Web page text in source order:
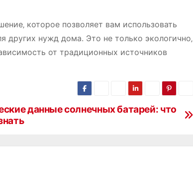
которое позволяет вам использовать
нужд дома. Это не только экологично‚
от традиционных источников
данные солнечных батарей: что